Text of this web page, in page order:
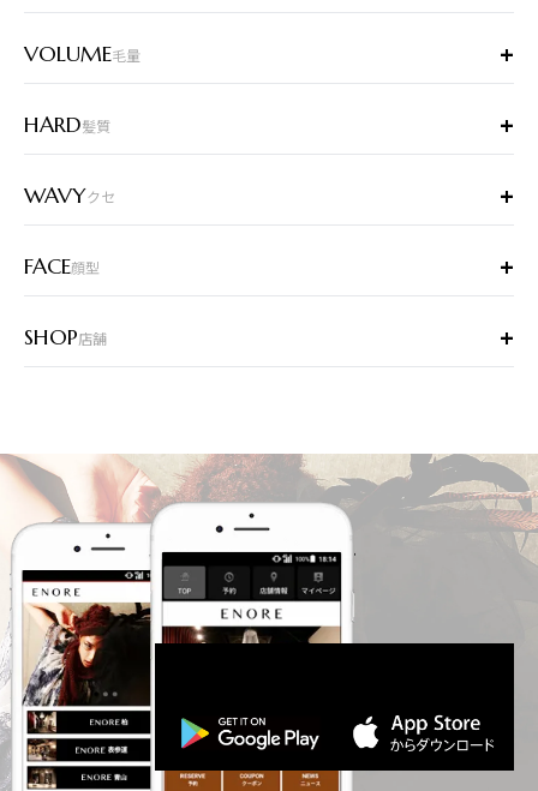
VOLUME毛量 +
HARD髪質 +
WAVYクセ +
FACE顔型 +
SHOP店舗 +